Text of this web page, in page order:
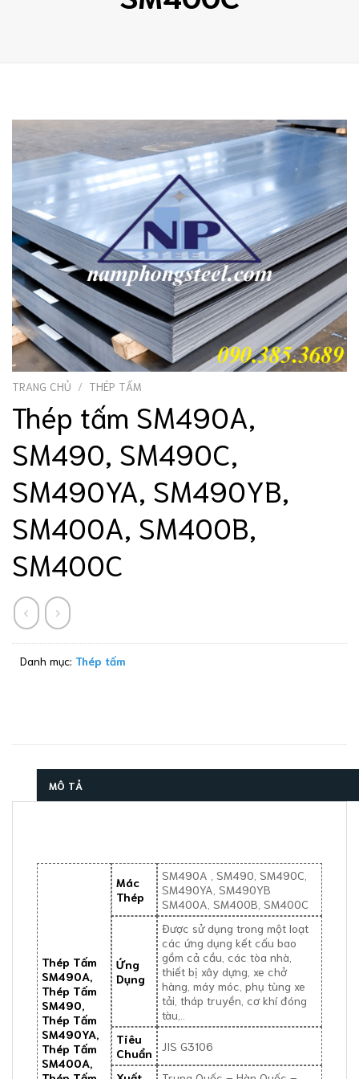
TRANG CHỦ / THÉP TẤM
Thép tấm SM490A,
SM490, SM490C,
SM490YA, SM490YB,
SM400A, SM400B,
SM400C
Danh mục: Thép tấm
MÔ TẢ
Thép Tấm
SM490A,
Thép Tấm
SM490,
Thép Tấm
SM490YA,
Thép Tấm
SM400A,
Mác
Thép
SM490A , SM490, SM490C,
SM490YA, SM490YB
SM400A, SM400B, SM400C
Ứng
Dụng
Được sử dụng trong một loạt
các ứng dụng kết cấu bao
gồm cả cầu, các tòa nhà,
thiết bị xây dựng, xe chở
hàng, máy móc, phụ tùng xe
tải, tháp truyền, cơ khí đóng
tàu,..
Tiêu
Chuẩn
JIS G3106